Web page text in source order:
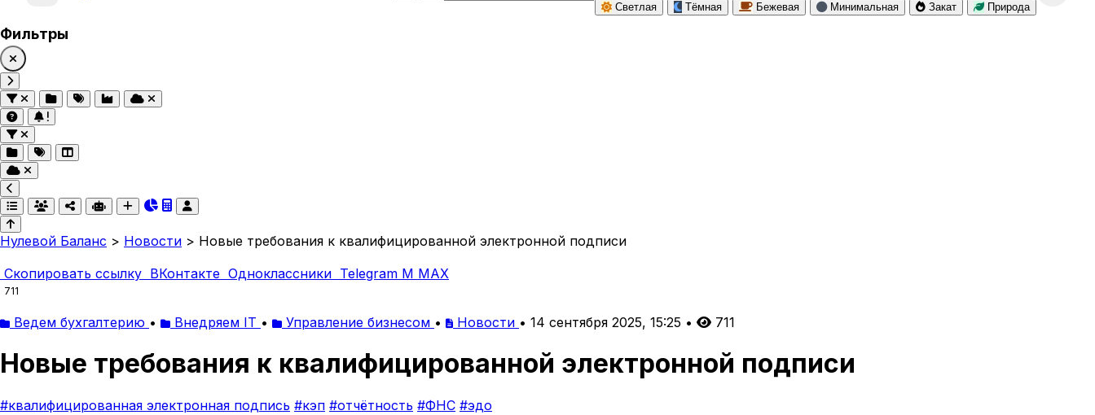
Светлая Тёмная Бежевая Минимальная Закат Природа
Фильтры
Нулевой Баланс > Новости > Новые требования к квалифицированной электронной подписи
Скопировать ссылку ВКонтакте Одноклассники Telegram M MAX
711
Ведем бухгалтерию • Внедряем IT • Управление бизнесом • Новости • 14 сентября 2025, 15:25 • 711
Новые требования к квалифицированной электронной подписи
#квалифицированная электронная подпись #кэп #отчётность #ФНС #эдо